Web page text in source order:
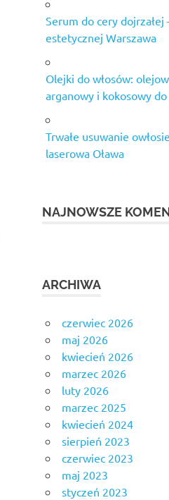
Serum do cery
estetycznej Warszawa
Olejki do włosów:
arganowy i kokosowy do
Trwałe usuwanie
laserowa Oława
NAJNOWSZE
ARCHIWA
czerwiec 2026
maj 2026
kwiecień 2026
marzec 2026
luty 2026
marzec 2025
kwiecień 2024
sierpień 2023
czerwiec 2023
maj 2023
styczeń 2023